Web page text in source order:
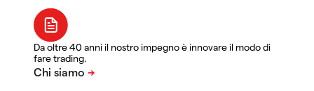
Da oltre 40 anni il nostro impegno è innovare il modo di
fare trading.